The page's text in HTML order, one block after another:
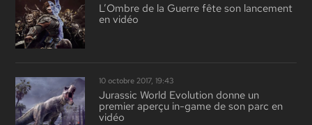
L’Ombre de la Guerre fête son lancement
en vidéo
10 octobre 2017, 19:43
Jurassic World Evolution donne un
premier aperçu in-game de son parc en
vidéo